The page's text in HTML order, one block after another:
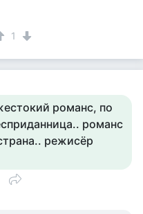
1
романс, по
романс
режисёр